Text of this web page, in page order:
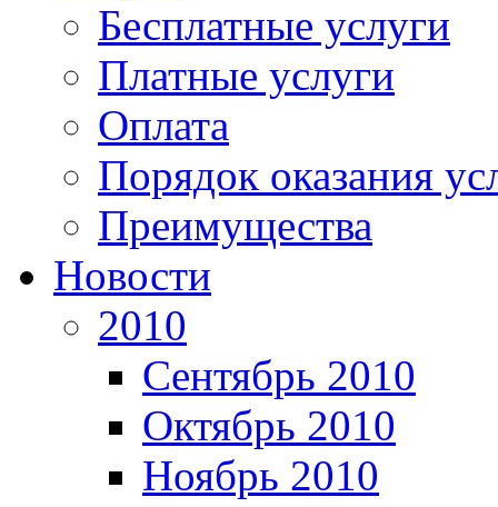
Бесплатные услуги
Платные услуги
Оплата
Порядок оказания
Преимущества
Новости
2010
Сентябрь 2010
Октябрь 2010
Ноябрь 2010